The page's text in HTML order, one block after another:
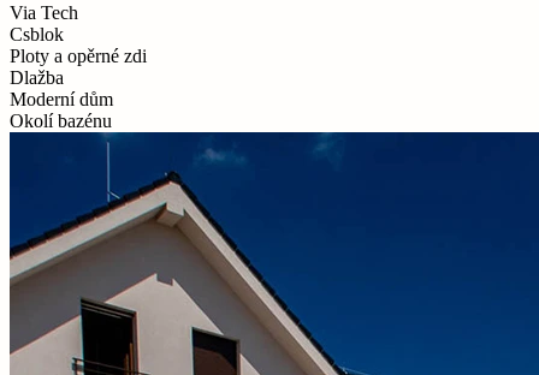
Via Tech
Csblok
Ploty a opěrné zdi
Dlažba
Moderní dům
Okolí bazénu